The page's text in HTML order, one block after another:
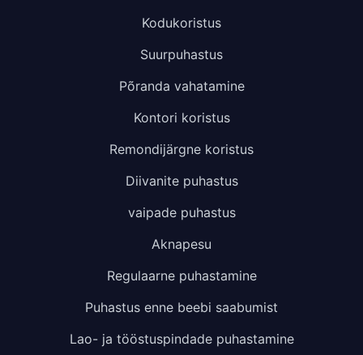
Kodukoristus
Suurpuhastus
Põranda vahatamine
Kontori koristus
Remondijärgne koristus
Diivanite puhastus
vaipade puhastus
Aknapesu
Regulaarne puhastamine
Puhastus enne beebi saabumist
Lao- ja tööstuspindade puhastamine